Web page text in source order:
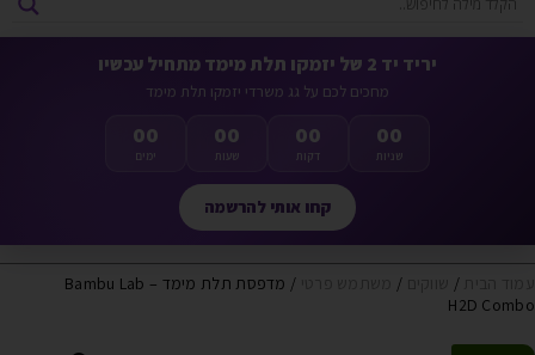
יריד יד 2 של יזמקו תלת מימד מתחיל עכשיו
מחכים לכם על גג משרדי יזמקו תלת מימד
00
ימים
00
שעות
00
דקות
00
שניות
קחו אותי להרשמה
/
/
/ מדפסת תלת מימד – Bambu Lab
H2D Combo